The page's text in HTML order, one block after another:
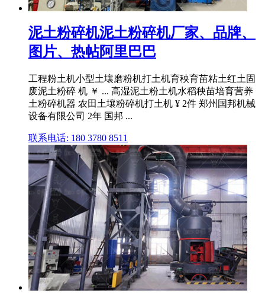
泥土粉碎机泥土粉碎机厂家、品牌、
图片、热帖阿里巴巴
工程粉土机小型土壤磨粉机打土机育秧育苗粘土红土固
废泥土粉碎 机 ￥ ... 高湿泥土粉土机水稻秧苗培育营养
土粉碎机器 农田土壤粉碎机打土机 ¥ 2件 郑州国邦机械
设备有限公司 2年 国邦 ...
联系电话: 180 3780 8511